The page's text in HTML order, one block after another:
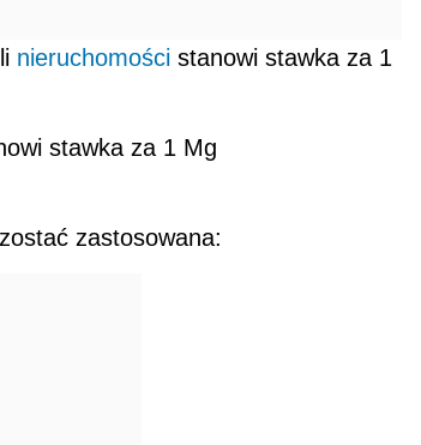
nieruchomości stanowi stawka za 1
stawka za 1 Mg
zastosowana: